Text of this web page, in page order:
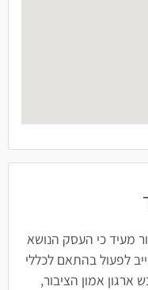
מעיד כי העסק הנושא
לפעול בהתאם לכללי
ארגון אמון הציבור,